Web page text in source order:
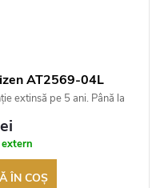
AT2569-04L
extinsă pe 5 ani. Până la
returnarea
autorizat
ÎN COŞ